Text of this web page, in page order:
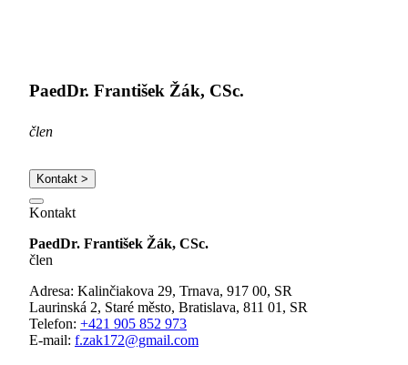
PaedDr. František Žák, CSc.
člen
Kontakt >
Kontakt
PaedDr. František Žák, CSc.
člen
Adresa: Kalinčiakova 29, Trnava, 917 00, SR
Laurinská 2, Staré město, Bratislava, 811 01, SR
Telefon: +421 905 852 973
E-mail: f.zak172@gmail.com